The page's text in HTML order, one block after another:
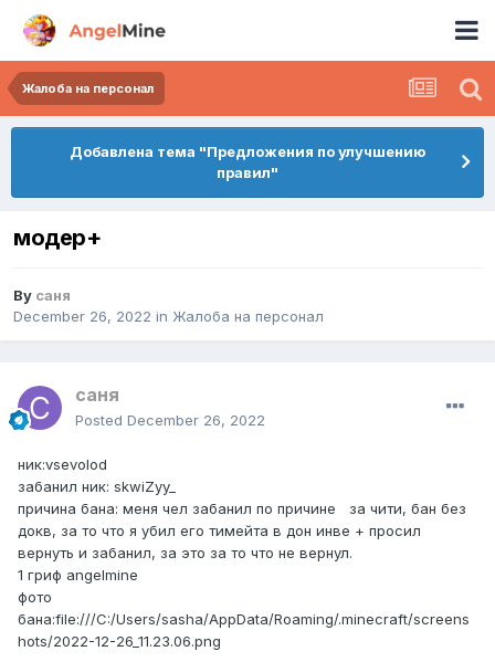
Жалоба на персонал
Добавлена тема "Предложения по улучшению
правил"
модер+
By саня
December 26, 2022 in Жалоба на персонал
саня
Posted December 26, 2022
ник:vsevolod
забанил ник: skwiZyy_
причина бана: меня чел забанил по причине за чити, бан без
докв, за то что я убил его тимейта в дон инве + просил
вернуть и забанил, за это за то что не вернул.
1 гриф angelmine
фото
бана:file:///C:/Users/sasha/AppData/Roaming/.minecraft/screens
hots/2022-12-26_11.23.06.png